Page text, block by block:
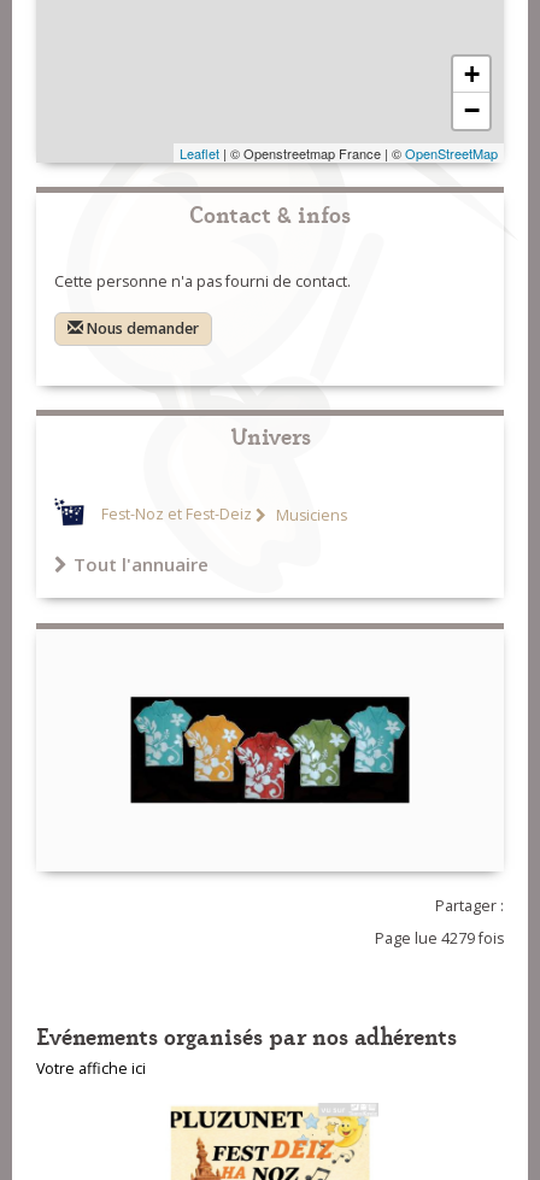
+
−
Leaflet | © Openstreetmap France | ©OpenStreetMap
Contact & infos
Cette personne n'a pas fourni de contact.
Nous demander
Univers
Fest-Noz et Fest-Deiz Musiciens
Tout l'annuaire
Partager :
Page lue 4279 fois
Evénements organisés par nos adhérents
Votre affiche ici